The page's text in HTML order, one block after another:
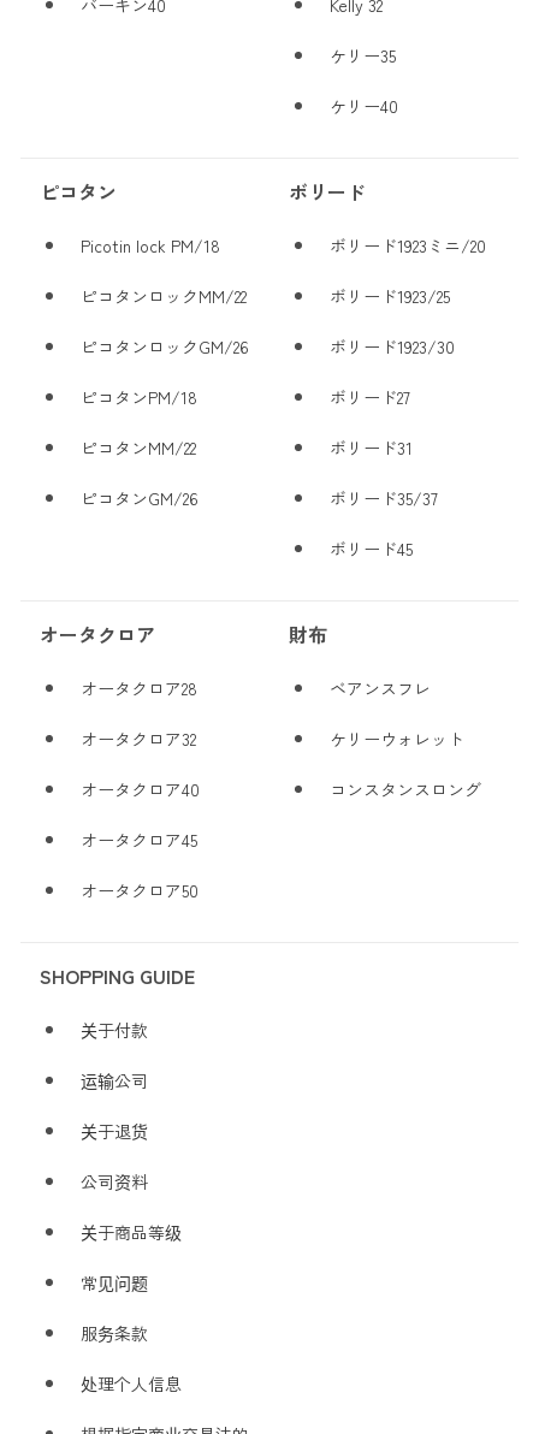
ケリー35
ケリー40
ピコタン
Picotin lock PM/18
ピコタンロックMM/22
ピコタンロックGM/26
ピコタンPM/18
ピコタンMM/22
ピコタンGM/26
ボリード
ボリード1923ミニ/20
ボリード1923/25
ボリード1923/30
ボリード27
ボリード31
ボリード35/37
ボリード45
オータクロア
オータクロア28
オータクロア32
オータクロア40
オータクロア45
オータクロア50
財布
ベアンスフレ
ケリーウォレット
コンスタンスロング
SHOPPING GUIDE
关于付款
运输公司
关于退货
公司资料
关于商品等级
常见问题
服务条款
处理个人信息